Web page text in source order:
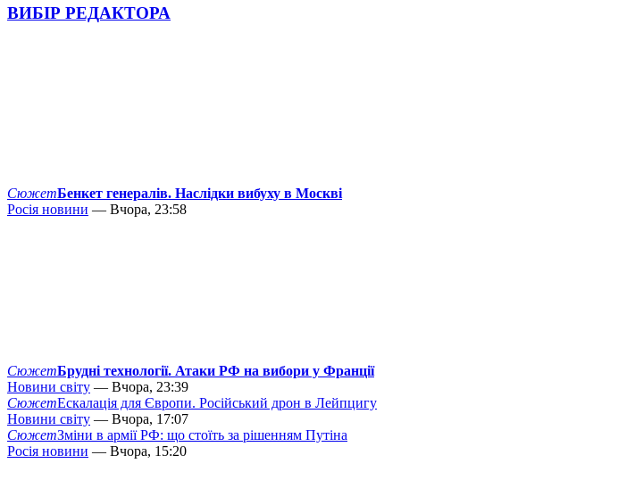
ВИБІР РЕДАКТОРА
СюжетБенкет генералів. Наслідки вибуху в Москві
Росія новини — Вчора, 23:58
СюжетБрудні технології. Атаки РФ на вибори у Франції
Новини світу — Вчора, 23:39
СюжетЕскалація для Європи. Російський дрон в Лейпцигу
Новини світу — Вчора, 17:07
СюжетЗміни в армії РФ: що стоїть за рішенням Путіна
Росія новини — Вчора, 15:20